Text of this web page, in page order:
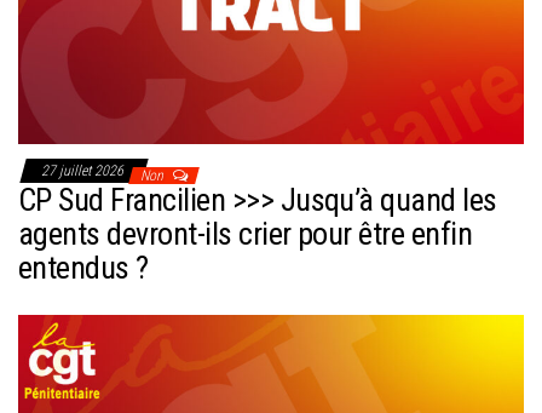
27 juillet 2026 Non
CP Sud Francilien >>> Jusqu’à quand les
agents devront-ils crier pour être enfin
entendus ?